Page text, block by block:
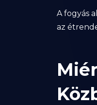
A fogyás
az